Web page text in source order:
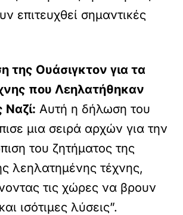
επιτευχθεί σημαντικές
της Ουάσιγκτον για τα
που Λεηλατήθηκαν
Ναζί: Αυτή η δήλωση του
μια σειρά αρχών για την
του ζητήματος της
λεηλατημένης τέχνης,
τις χώρες να βρουν
ισότιμες λύσεις”.